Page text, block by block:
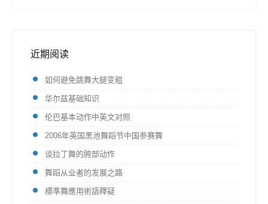
近期阅读
如何避免跳舞大腿变粗
华尔兹基础知识
伦巴基本动作中英文对照
2006年英国黑池舞蹈节中国参赛舞
谈拉丁舞的胯部动作
舞蹈从业者的发展之路
標準舞應用術語釋疑